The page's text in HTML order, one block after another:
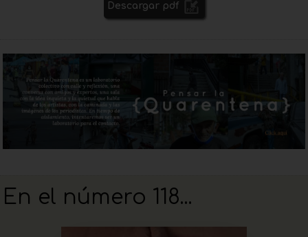
Descargar pdf
En el número 118...